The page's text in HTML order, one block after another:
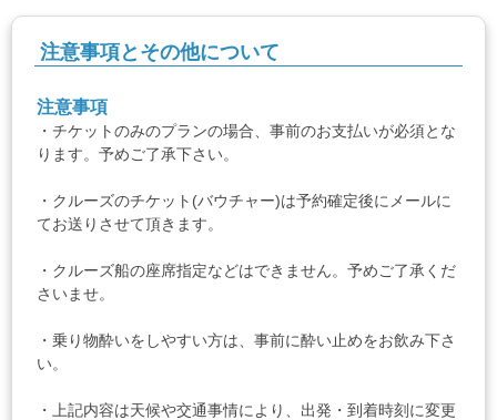
注意事項とその他について
注意事項
・チケットのみのプランの場合、事前のお支払いが必須とな
ります。予めご了承下さい。
・クルーズのチケット(バウチャー)は予約確定後にメールに
てお送りさせて頂きます。
・クルーズ船の座席指定などはできません。予めご了承くだ
さいませ。
・乗り物酔いをしやすい方は、事前に酔い止めをお飲み下さ
い。
・上記内容は天候や交通事情により、出発・到着時刻に変更